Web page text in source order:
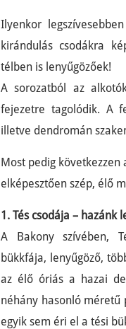
Ilyenkor
kirándulás csodákra
télben is lenyűgözőek!
A sorozatból az
fejezetre tagolódik. A
illetve dendromán
Most pedig következzen
elképesztően szép, élő
1. Tés csodája – hazánk
A Bakony szívében,
bükkfája, lenyűgöző,
az élő óriás a hazai
néhány hasonló méretű
egyik sem éri el a tési